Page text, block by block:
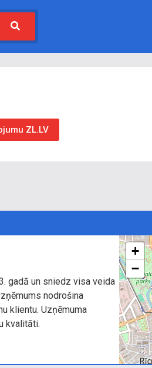
ZL.LV
gadā un sniedz visa veida
nodrošina
klientu. Uzņēmuma
kvalitāti.
+
−